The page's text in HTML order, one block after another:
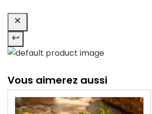
Vous aimerez aussi